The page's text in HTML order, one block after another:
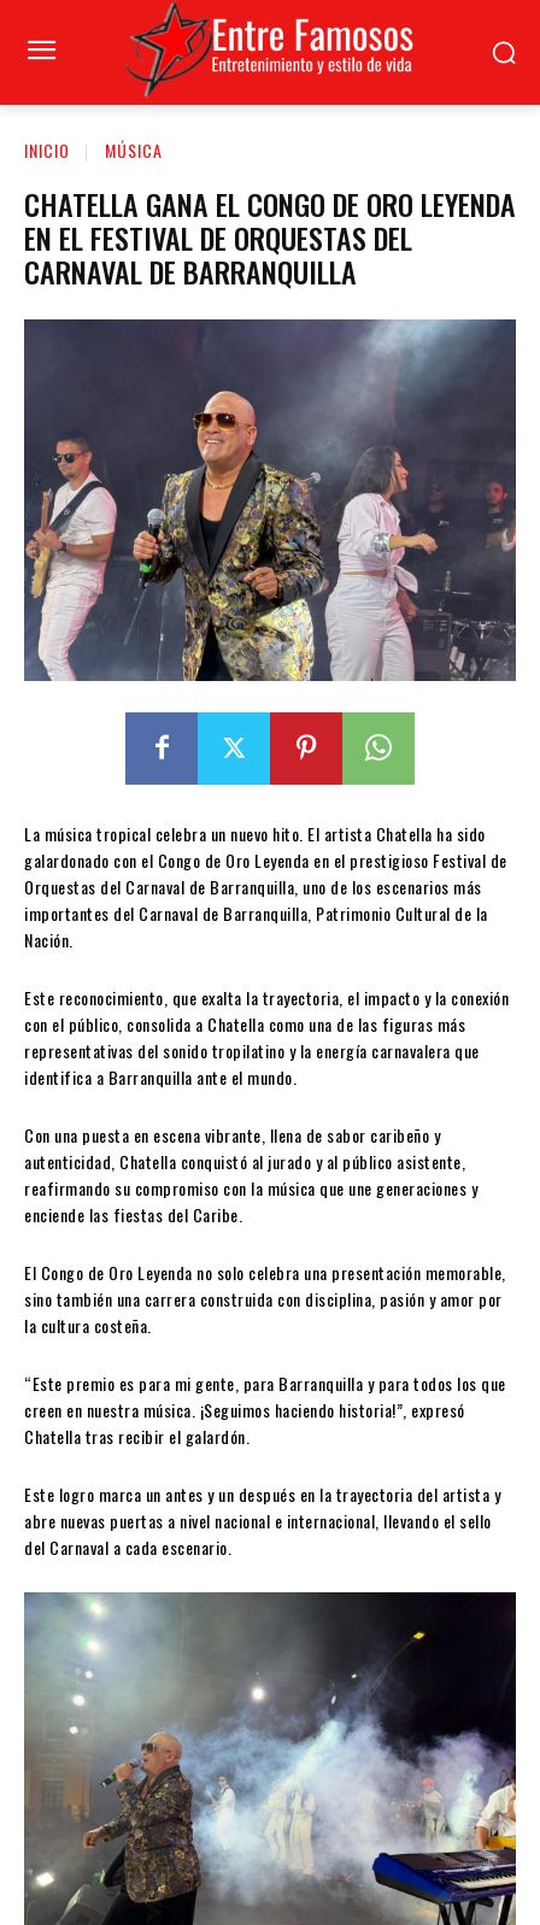
INICIO MÚSICA
CHATELLA GANA EL CONGO DE ORO LEYENDA
EN EL FESTIVAL DE ORQUESTAS DEL
CARNAVAL DE BARRANQUILLA
La música tropical celebra un nuevo hito. El artista Chatella ha sido
galardonado con el Congo de Oro Leyenda en el prestigioso Festival de
Orquestas del Carnaval de Barranquilla, uno de los escenarios más
importantes del Carnaval de Barranquilla, Patrimonio Cultural de la
Nación.
Este reconocimiento, que exalta la trayectoria, el impacto y la conexión
con el público, consolida a Chatella como una de las figuras más
representativas del sonido tropilatino y la energía carnavalera que
identifica a Barranquilla ante el mundo.
Con una puesta en escena vibrante, llena de sabor caribeño y
autenticidad, Chatella conquistó al jurado y al público asistente,
reafirmando su compromiso con la música que une generaciones y
enciende las fiestas del Caribe.
El Congo de Oro Leyenda no solo celebra una presentación memorable,
sino también una carrera construida con disciplina, pasión y amor por
la cultura costeña.
“Este premio es para mi gente, para Barranquilla y para todos los que
creen en nuestra música. ¡Seguimos haciendo historia!”, expresó
Chatella tras recibir el galardón.
Este logro marca un antes y un después en la trayectoria del artista y
abre nuevas puertas a nivel nacional e internacional, llevando el sello
del Carnaval a cada escenario.